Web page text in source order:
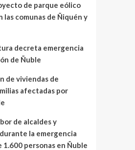
de parque eólico
las comunas de Ñiquén y
decreta emergencia
de Ñuble
de viviendas de
afectadas por
de alcaldes y
la emergencia
1.600 personas en Ñuble